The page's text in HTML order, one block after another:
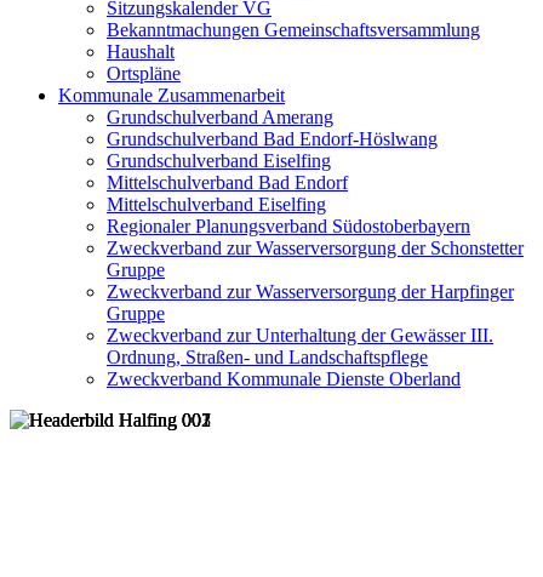
Sitzungskalender VG
Bekanntmachungen Gemeinschaftsversammlung
Haushalt
Ortspläne
Kommunale Zusammenarbeit
Grundschulverband Amerang
Grundschulverband Bad Endorf-Höslwang
Grundschulverband Eiselfing
Mittelschulverband Bad Endorf
Mittelschulverband Eiselfing
Regionaler Planungsverband Südostoberbayern
Zweckverband zur Wasserversorgung der Schonstetter
Gruppe
Zweckverband zur Wasserversorgung der Harpfinger
Gruppe
Zweckverband zur Unterhaltung der Gewässer III.
Ordnung, Straßen- und Landschaftspflege
Zweckverband Kommunale Dienste Oberland